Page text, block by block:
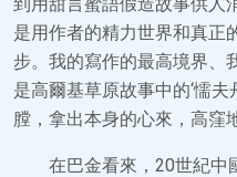
是用作者的精力世界和真正
步。我的寫作的最高境界、
是高爾基草原故事中的‘懦
膛，拿出本身的心來，高窪
在巴金看來，20世紀中